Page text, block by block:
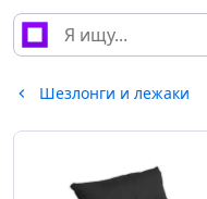
Шезлонги и лежаки